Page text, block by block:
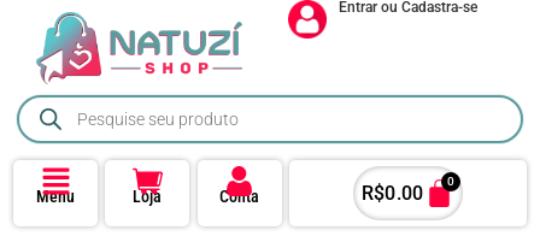
Entrar ou Cadastra-se
Menu Loja Conta R$0.00 0